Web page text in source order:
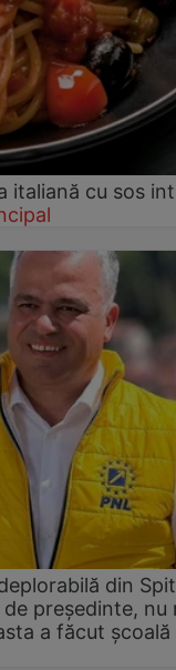
italiană cu sos
din
președinte, nu
a făcut școală